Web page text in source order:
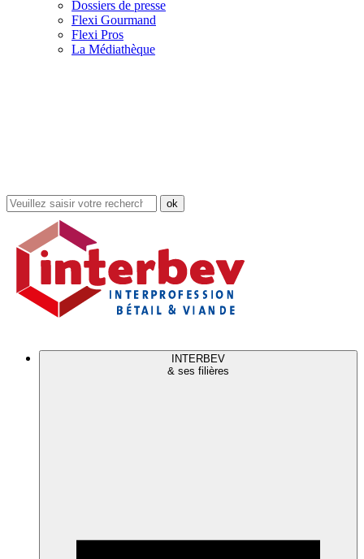
Dossiers de presse
Flexi Gourmand
Flexi Pros
La Médiathèque
Rechercher
dans
site
INTERBEV
& ses filières